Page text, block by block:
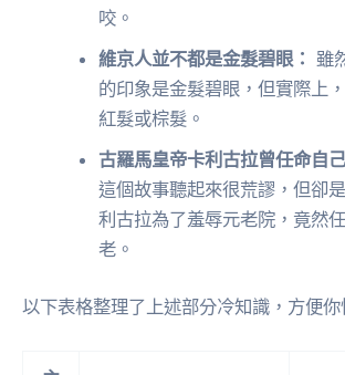
咬。
維京人並不都是金髮碧眼： 雖
的印象是金髮碧眼，但實際上
紅髮或棕髮。
古羅馬皇帝卡利古拉曾任命自
這個故事聽起來很荒謬，但卻
利古拉為了羞辱元老院，竟然
老。
以下表格整理了上述部分冷知識，方便你